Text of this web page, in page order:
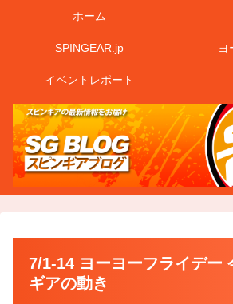
ホーム
SPINGEAR.jp ヨ
イベントレポート
7/1-14 ヨーヨーフライデー
ギアの動き